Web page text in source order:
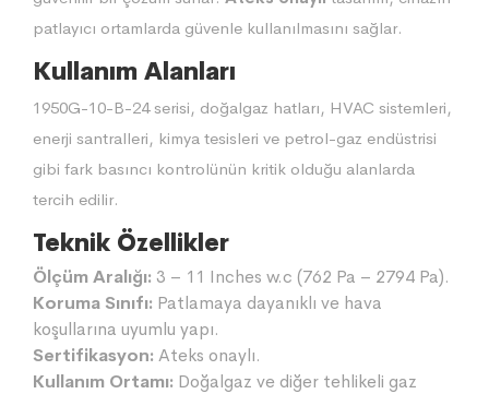
patlayıcı ortamlarda güvenle kullanılmasını sağlar.
Kullanım Alanları
1950G-10-B-24 serisi, doğalgaz hatları, HVAC sistemleri,
enerji santralleri, kimya tesisleri ve petrol-gaz endüstrisi
gibi fark basıncı kontrolünün kritik olduğu alanlarda
tercih edilir.
Teknik Özellikler
Ölçüm Aralığı: 3 – 11 Inches w.c (762 Pa – 2794 Pa).
Koruma Sınıfı: Patlamaya dayanıklı ve hava
koşullarına uyumlu yapı.
Sertifikasyon: Ateks onaylı.
Kullanım Ortamı: Doğalgaz ve diğer tehlikeli gaz